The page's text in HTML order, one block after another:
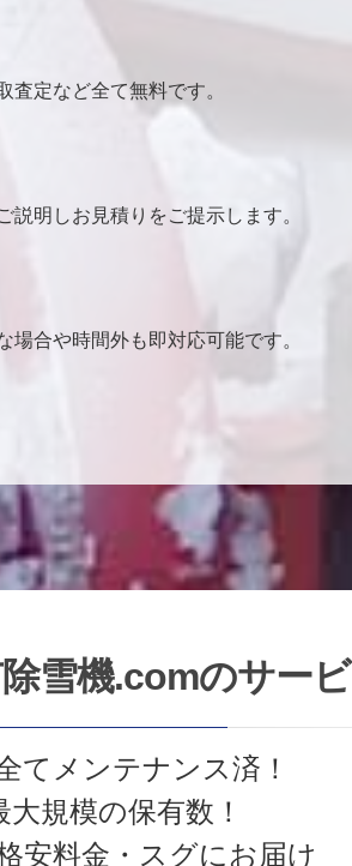
査定など全て無料です。
明しお見積りをご提示します。
合や時間外も即対応可能です。
雪機.comのサー
てメンテナンス済！
大規模の保有数！
安料金・スグにお届け